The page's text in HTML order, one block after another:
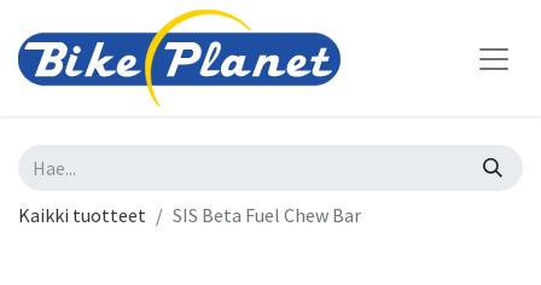
Kaikki tuotteet SIS Beta Fuel Chew Bar